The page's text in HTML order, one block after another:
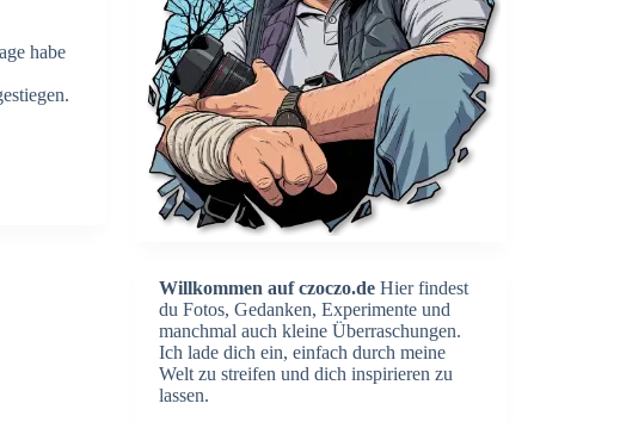
habe
Willkommen auf czoczo.de Hier findest
du Fotos, Gedanken, Experimente und
manchmal auch kleine Überraschungen.
Ich lade dich ein, einfach durch meine
Welt zu streifen und dich inspirieren zu
lassen.